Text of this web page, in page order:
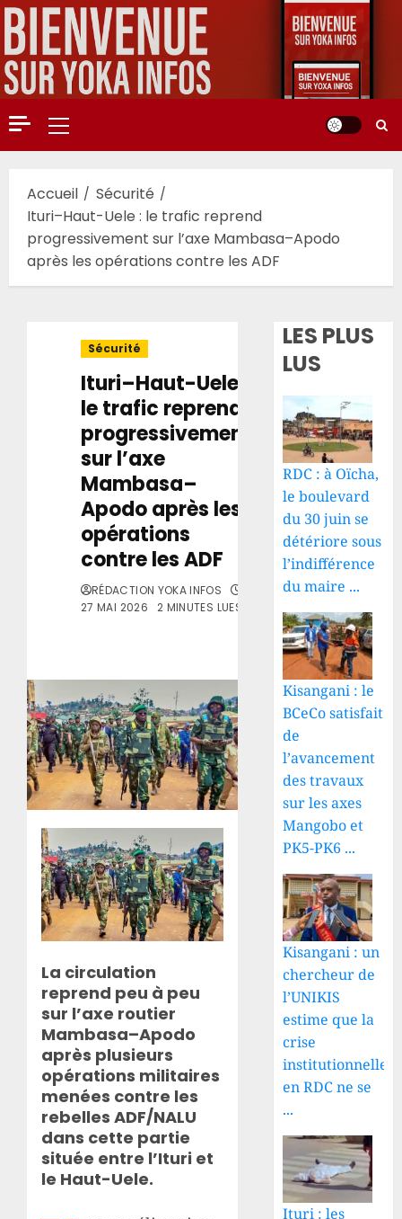
Aller
au
contenu
Menu
principal
Accueil
Sécurité
Ituri–Haut-Uele : le trafic reprend
progressivement sur l’axe Mambasa–Apodo
après les opérations contre les ADF
Sécurité
Ituri–Haut-Uele :
le trafic reprend
progressivement
sur l’axe
Mambasa–
Apodo après les
opérations
contre les ADF
RÉDACTION YOKA INFOS
27 MAI 2026
2 MINUTES LUES
La circulation
reprend peu à peu
sur l’axe routier
Mambasa–Apodo
après plusieurs
opérations militaires
menées contre les
rebelles ADF/NALU
dans cette partie
située entre l’Ituri et
le Haut-Uele.
LES PLUS
LUS
RDC : à Oïcha,
le boulevard
du 30 juin se
détériore sous
l’indifférence
du maire ...
Kisangani : le
BCeCo satisfait
de
l’avancement
des travaux
sur les axes
Mangobo et
PK5-PK6 ...
Kisangani : un
chercheur de
l’UNIKIS
estime que la
crise
institutionnelle
en RDC ne se
...
Ituri : les